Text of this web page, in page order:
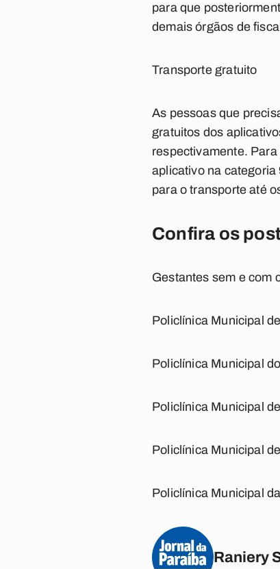
para que
demais órgãos de
Transporte gratuito
As pessoas que
gratuitos dos
respectivamente.
aplicativo na categoria
para o transporte até
Confira os
Gestantes sem e com
Policlínica Municipal
Policlínica Municipal
Policlínica Municipal
Policlínica Municipal
Policlínica Municipal
Raniery